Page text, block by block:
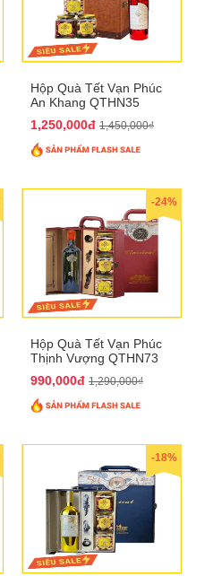
Hộp Quà Tết Vạn Phúc
An Khang QTHN35
1,250,000đ 1,450,000₫
-24%
Hộp Quà Tết Vạn Phúc
Thịnh Vượng QTHN73
990,000đ 1,290,000₫
-18%